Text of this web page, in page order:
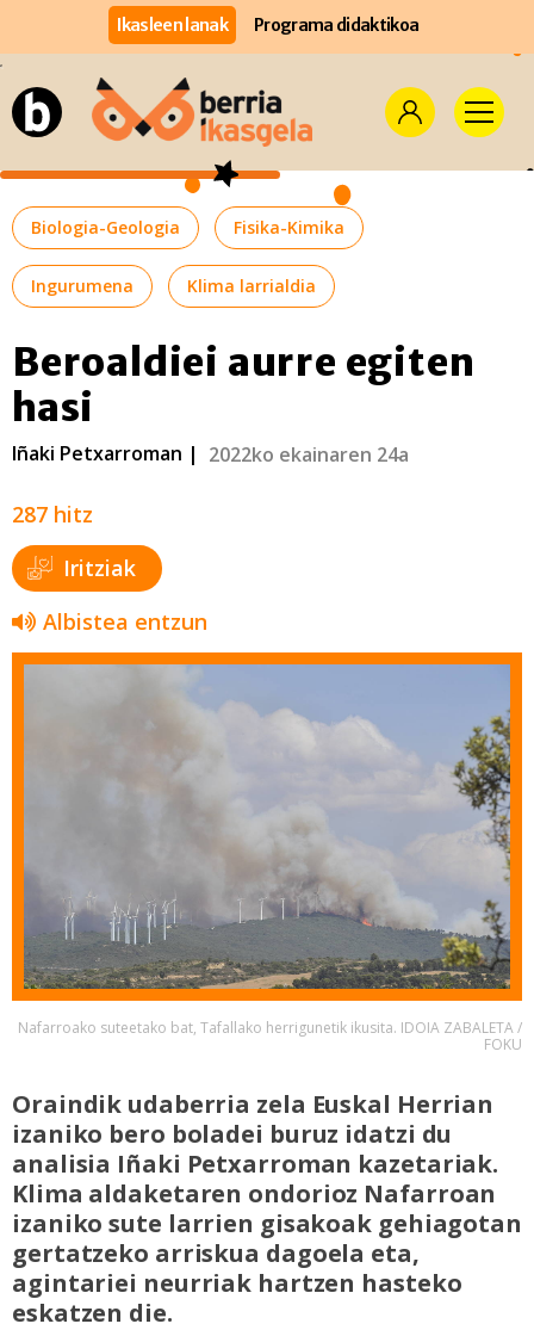
Ikasleen lanak Programa didaktikoa
Biologia-Geologia Fisika-Kimika
Ingurumena Klima larrialdia
Beroaldiei aurre egiten
hasi
Iñaki Petxarroman | 2022ko ekainaren 24a
287 hitz
Iritziak
Albistea entzun
Nafarroako suteetako bat, Tafallako herrigunetik ikusita. IDOIA ZABALETA /
FOKU
Oraindik udaberria zela Euskal Herrian
izaniko bero boladei buruz idatzi du
analisia Iñaki Petxarroman kazetariak.
Klima aldaketaren ondorioz Nafarroan
izaniko sute larrien gisakoak gehiagotan
gertatzeko arriskua dagoela eta,
agintariei neurriak hartzen hasteko
eskatzen die.